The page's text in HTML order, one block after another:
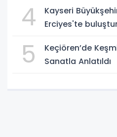
4
Kayseri
Erciyes'te
5
Keçiören’de
Sanatla Anlatıldı